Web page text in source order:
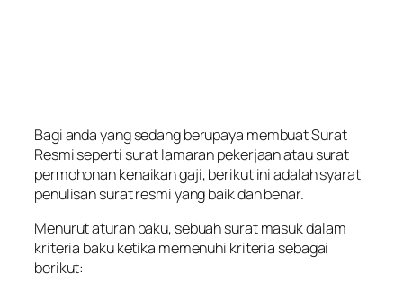
Bagi anda yang sedang berupaya membuat Surat
Resmi seperti surat lamaran pekerjaan atau surat
permohonan kenaikan gaji, berikut ini adalah syarat
penulisan surat resmi yang baik dan benar.
Menurut aturan baku, sebuah surat masuk dalam
kriteria baku ketika memenuhi kriteria sebagai
berikut: